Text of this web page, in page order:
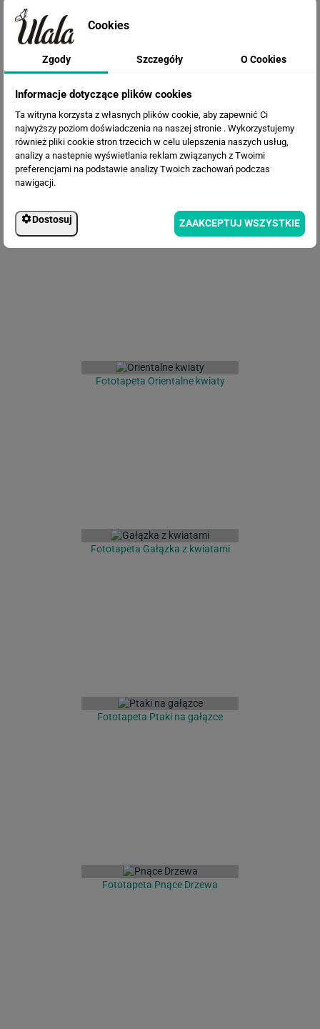
abstrakcyjnym tle
Fototapeta Malowane kwiaty
Fototapeta Orientalne kwiaty
Fototapeta Gałązka z kwiatami
Fototapeta Ptaki na gałązce
Fototapeta Pnące Drzewa
Cookies
Zgody Szczegóły O Cookies
Informacje dotyczące plików cookies
Ta witryna korzysta z własnych plików cookie, aby zapewnić Ci
najwyższy poziom doświadczenia na naszej stronie . Wykorzystujemy
również pliki cookie stron trzecich w celu ulepszenia naszych usług,
analizy a nastepnie wyświetlania reklam związanych z Twoimi
preferencjami na podstawie analizy Twoich zachowań podczas
nawigacji.
Dostosuj ZAAKCEPTUJ WSZYSTKIE